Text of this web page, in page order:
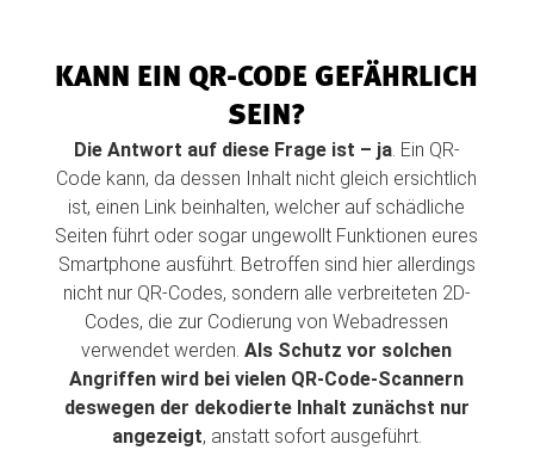
KANN EIN QR-CODE GEFÄHRLICH
SEIN?
Die Antwort auf diese Frage ist – ja. Ein QR-
Code kann, da dessen Inhalt nicht gleich ersichtlich
ist, einen Link beinhalten, welcher auf schädliche
Seiten führt oder sogar ungewollt Funktionen eures
Smartphone ausführt. Betroffen sind hier allerdings
nicht nur QR-Codes, sondern alle verbreiteten 2D-
Codes, die zur Codierung von Webadressen
verwendet werden.Als Schutz vor solchen
Angriffen wird bei vielen QR-Code-Scannern
deswegen der dekodierte Inhalt zunächst nur
angezeigt, anstatt sofort ausgeführt.